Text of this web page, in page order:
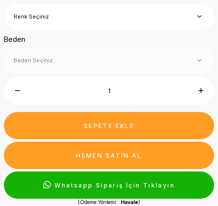
Beden
SEPETE EKLE
HEMEN SATIN AL
Whatsapp Sipariş İçin Tıklayın
(Ödeme Yöntemi : Havale)